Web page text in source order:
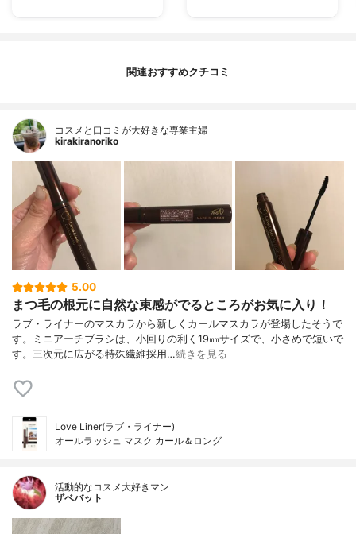
関連おすすめクチコミ
コスメと口コミが大好きな専業主婦
kirakiranoriko
5.00
まつ毛の根元に自然な束感がでるところがお気に入り！
ラブ・ライナーのマスカラから新しくカールマスカラが登場したそうで
す。ミニアーチブラシは、小回りの利く19㎜サイズで、小さめで短いで
す。三次元に広がる特殊繊維採用…続きを見る
Love Liner(ラブ・ライナー)
オールラッシュ マスク カール＆ロング
活動的なコスメ大好きマン
ザベバット